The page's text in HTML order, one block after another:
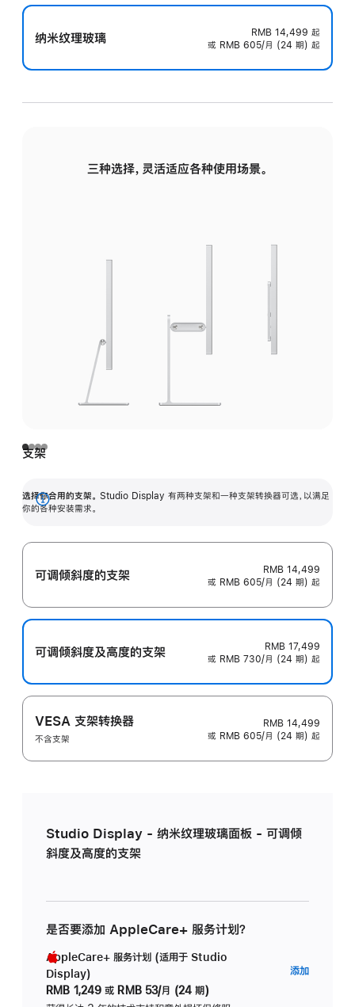
纳米纹理玻璃 RMB 14,499 起
或 RMB 605/月 (24 期) 起
三种选择，灵活适应各种使用场景。
支架
选择你合用的支架。 Studio Display 有两种支架和一种支架转换器可选，以满足
你的各种安装需求。
展
可调倾斜度的支架
RMB 14,499
或 RMB 605/月 (24 期) 起
可调倾斜度及高‍度的支‍架
RMB 17,499
或 RMB 730/月 (24 期) 起
VESA 支架转换器
不含支架
RMB 14,499
或 RMB 605/月 (24 期) 起
Studio Display - 纳米纹理玻璃面板 - 可调倾
斜度及高度的支架
是否要添加 AppleCare+ 服务计划？
AppleCare+ 服务计划 (适用于 Studio
Display)
RMB 1,249 或 RMB 53/月 (24 期)
添加